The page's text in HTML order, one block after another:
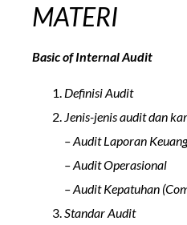
MATERI
Basic of Internal Audit
Definisi Audit
Jenis-jenis audit dan
– Audit Laporan
– Audit Operasional
– Audit Kepatuhan
Standar Audit